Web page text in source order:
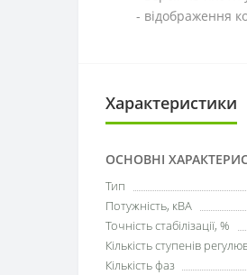
- відображення
Характеристики
ОСНОВНІ
Тип
Потужність, кВА
Точність стабілізації, %
Кількість ступенів
Кількість фаз